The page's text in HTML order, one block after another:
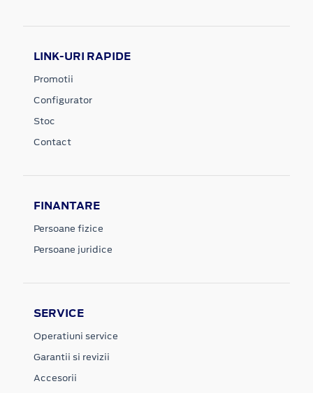
LINK-URI RAPIDE
Promotii
Configurator
Stoc
Contact
FINANTARE
Persoane fizice
Persoane juridice
SERVICE
Operatiuni service
Garantii si revizii
Accesorii